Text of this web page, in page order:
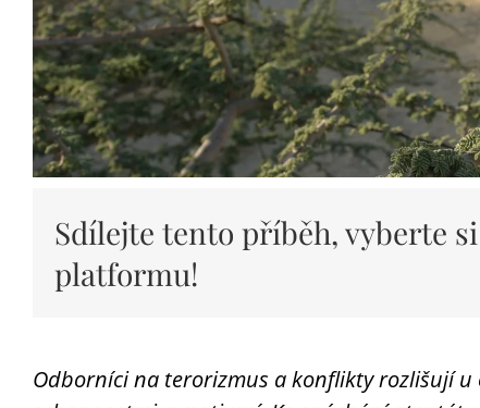
Sdílejte tento příběh, vyberte si
platformu!
Odborníci na terorizmus a konflikty rozlišují